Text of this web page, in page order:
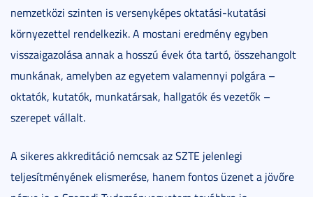
nemzetközi szinten is versenyképes oktatási-kutatási
környezettel rendelkezik. A mostani eredmény egyben
visszaigazolása annak a hosszú évek óta tartó, összehangolt
munkának, amelyben az egyetem valamennyi polgára –
oktatók, kutatók, munkatársak, hallgatók és vezetők –
szerepet vállalt.
A sikeres akkreditáció nemcsak az SZTE jelenlegi
teljesítményének elismerése, hanem fontos üzenet a jövőre